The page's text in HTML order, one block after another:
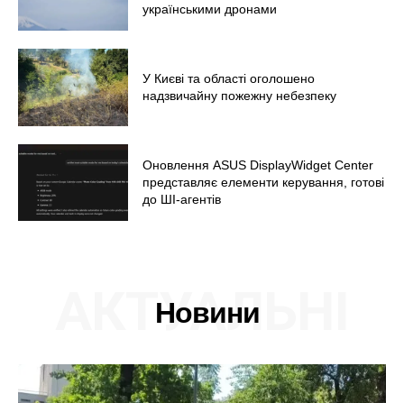
українськими дронами
У Києві та області оголошено
надзвичайну пожежну небезпеку
Оновлення ASUS DisplayWidget Center
представляє елементи керування, готові
до ШІ-агентів
Новини
АКТУАЛЬНІ